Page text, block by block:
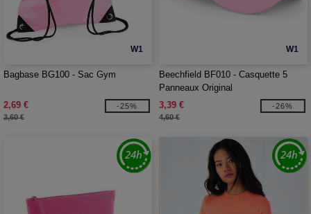
W1
Bagbase BG100 - Sac Gym
2,69 €
3,60 €
-25%
W1
Beechfield BF010 - Casquette 5
Panneaux Original
3,39 €
4,60 €
-26%